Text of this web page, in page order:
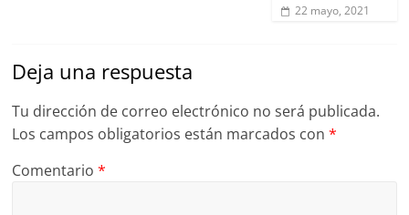
22 mayo, 2021
Deja una respuesta
Tu dirección de correo electrónico no será publicada.
Los campos obligatorios están marcados con*
Comentario*